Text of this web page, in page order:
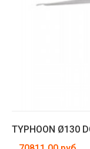
TYPHOON Ø130